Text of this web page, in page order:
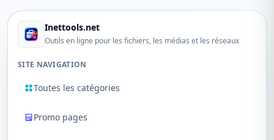
Inettools.net
Outils en ligne pour les fichiers, les médias et les réseaux
SITE NAVIGATION
Toutes les catégories
Promo pages